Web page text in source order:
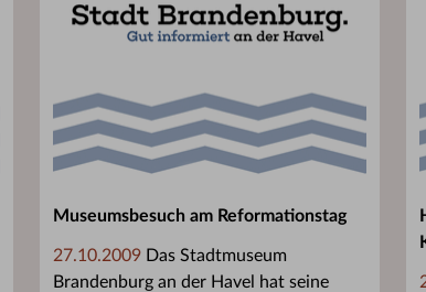
Museumsbesuch am Reformationstag
27.10.2009 Das Stadtmuseum
Brandenburg an der Havel hat seine